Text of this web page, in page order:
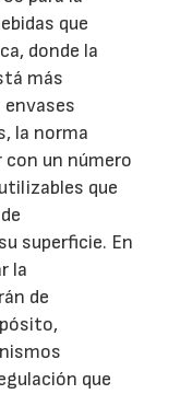
que
donde la
más
la norma
un número
que
superficie. En
la
de
que